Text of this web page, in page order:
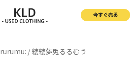
今すぐ売る
rurumu: / 縷縷夢兎るるむう